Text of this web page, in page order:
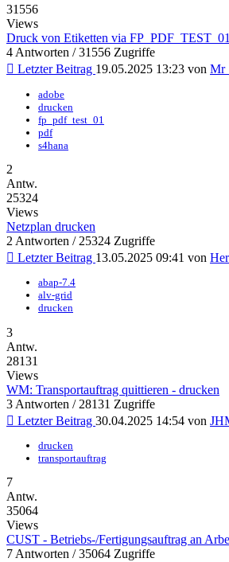
31556
Views
Druck von Etiketten via FP_PDF_TEST_01
4 Antworten / 31556 Zugriffe
Letzter Beitrag 19.05.2025 13:23 von
adobe
drucken
fp_pdf_test_01
pdf
s4hana
2
Antw.
25324
Views
Netzplan drucken
2 Antworten / 25324 Zugriffe
Letzter Beitrag 13.05.2025 09:41 von
abap-7.4
alv-grid
drucken
3
Antw.
28131
Views
WM: Transportauftrag quittieren - drucken
3 Antworten / 28131 Zugriffe
Letzter Beitrag 30.04.2025 14:54 von
drucken
transportauftrag
7
Antw.
35064
Views
CUST - Betriebs-/Fertigungsauftrag an
7 Antworten / 35064 Zugriffe